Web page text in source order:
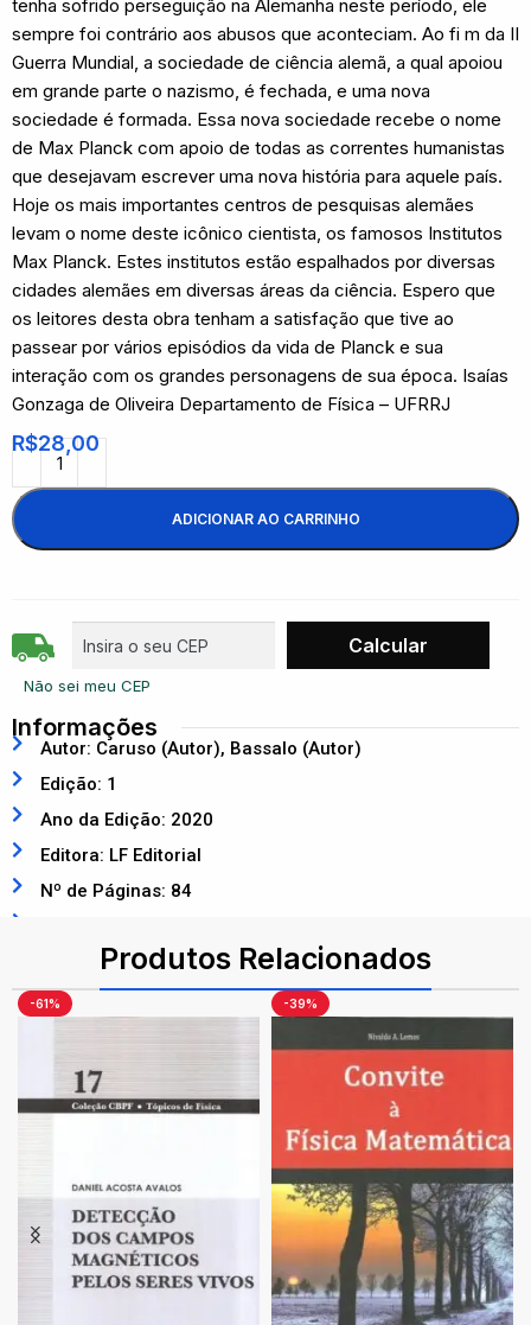
tenha sofrido perseguição na Alemanha neste período, ele
sempre foi contrário aos abusos que aconteciam. Ao fi m da II
Guerra Mundial, a sociedade de ciência alemã, a qual apoiou
em grande parte o nazismo, é fechada, e uma nova
sociedade é formada. Essa nova sociedade recebe o nome
de Max Planck com apoio de todas as correntes humanistas
que desejavam escrever uma nova história para aquele país.
Hoje os mais importantes centros de pesquisas alemães
levam o nome deste icônico cientista, os famosos Institutos
Max Planck. Estes institutos estão espalhados por diversas
cidades alemães em diversas áreas da ciência. Espero que
os leitores desta obra tenham a satisfação que tive ao
passear por vários episódios da vida de Planck e sua
interação com os grandes personagens de sua época. Isaías
Gonzaga de Oliveira Departamento de Física – UFRRJ
R$28,00
ADICIONAR AO CARRINHO
Não sei meu CEP
Informações
Autor: Caruso (Autor), Bassalo (Autor)
Edição: 1
Ano da Edição: 2020
Editora: LF Editorial
Nº de Páginas: 84
Produtos Relacionados
-61% -39%